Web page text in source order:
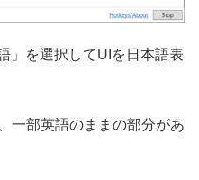
」を選択してUIを日本語表
一部英語のままの部分があ